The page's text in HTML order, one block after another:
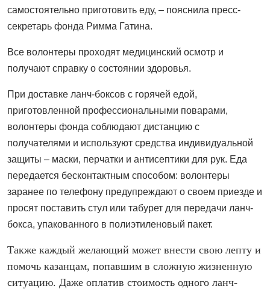
самостоятельно приготовить еду, – пояснила пресс-
секретарь фонда Римма Гатина.
Все волонтеры проходят медицинский осмотр и
получают справку о состоянии здоровья.
При доставке ланч-боксов с горячей едой,
приготовленной профессиональными поварами,
волонтеры фонда соблюдают дистанцию с
получателями и используют средства индивидуальной
защиты – маски, перчатки и антисептики для рук. Еда
передается бесконтактным способом: волонтеры
заранее по телефону предупреждают о своем приезде и
просят поставить стул или табурет для передачи ланч-
бокса, упакованного в полиэтиленовый пакет.
Также каждый желающий может внести свою лепту и
помочь казанцам, попавшим в сложную жизненную
ситуацию. Даже оплатив стоимость одного ланч-